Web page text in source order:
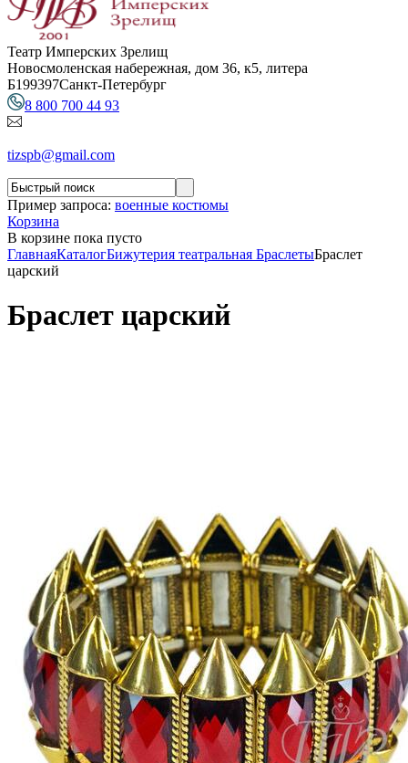
Театр Имперских Зрелищ
Новосмоленская набережная, дом 36, к5, литера
Б199397Санкт-Петербург
8 800 700 44 93
tizspb@gmail.com
Пример запроса: военные костюмы
Корзина
В корзине пока пусто
ГлавнаяКаталогБижутерия театральная БраслетыБраслет
царский
Браслет царский